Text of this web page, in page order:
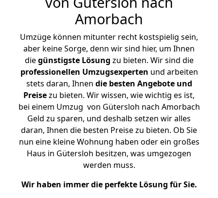
Amorbach
Umzüge können mitunter recht kostspielig sein,
aber keine Sorge, denn wir sind hier, um Ihnen
diegünstigste Lösung zu bieten. Wir sind die
professionellen Umzugsexperten und arbeiten
stets daran, Ihnen die besten Angebote und
Preisezu bieten. Wir wissen, wie wichtig es ist,
bei einem Umzug von Gütersloh nach Amorbach
Geld zu sparen, und deshalb setzen wir alles
daran, Ihnen die besten Preise zu bieten. Ob Sie
nun eine kleine Wohnung haben oder ein großes
Haus in Gütersloh besitzen, was umgezogen
werden muss.
Wir haben immer die perfekte Lösung für Sie.